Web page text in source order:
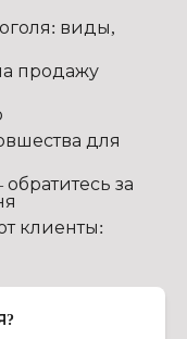
виды,
продажу
для
за
клиенты: